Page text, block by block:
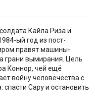
Кайла Риза и
ый год из пост-
правят машины-
грани вымирания. Цель
Коннор, чей ещё
войну человечества с
Сару и остановить